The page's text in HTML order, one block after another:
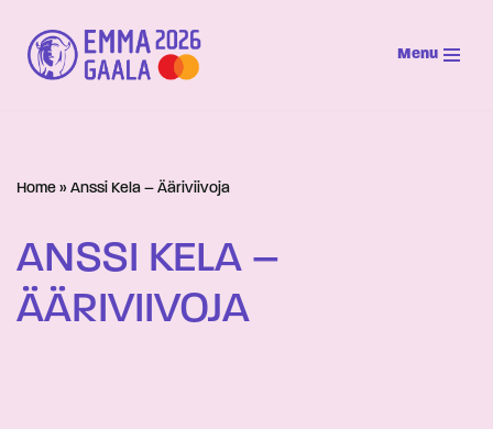
Siirry
suoraan
Menu
Home » Anssi Kela – Ääriviivoja
ANSSI KELA –
ÄÄRIVIIVOJA